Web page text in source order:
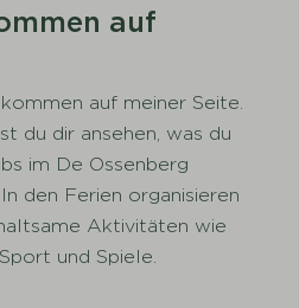
auf
auf meiner Seite.
du dir ansehen, was du
im De Ossenberg
den Ferien organisieren
Aktivitäten wie
und Spiele.